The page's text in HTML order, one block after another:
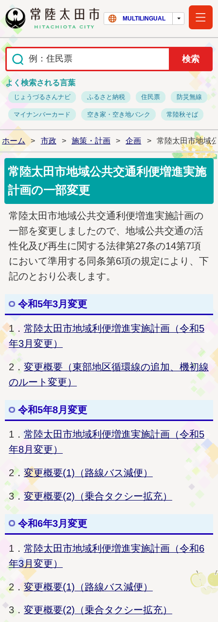
常陸太田市ホー
MULTILINGUAL
よく検索される言葉
じょうづるさんナビ ふるさと納税 住民票 防災無線
マイナンバーカード 空き家・空き地バンク 常陸秋そば
ホーム > 市政 > 施策・計画 > 企画 > 常陸太田市地域
常陸太田市地域公共交通利便増進実施
計画の一部変更
常陸太田市地域公共交通利便増進実施計画の
一部を変更しましたので、地域公共交通の活
性化及び再生に関する法律第27条の14第7項
において準用する同条第6項の規定により、下
記のとおり公表します。
令和5年3月変更
1． 常陸太田市地域利便増進実施計画（令和5
年3月変更）
2． 変更概要（東部地区循環線の追加、機初線
のルート変更）
令和5年8月変更
1． 常陸太田市地域利便増進実施計画（令和5
年8月変更）
2．変更概要(1)（路線バス減便）
3． 変更概要(2)（乗合タクシー拡充）
令和6年3月変更
1． 常陸太田市地域利便増進実施計画（令和6
年3月変更）
2． 変更概要(1)（路線バス減便）
3． 変更概要(2)（乗合タクシー拡充）